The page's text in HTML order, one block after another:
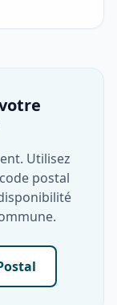
Utilisez
postal